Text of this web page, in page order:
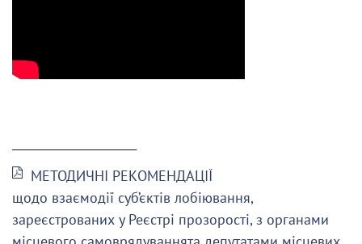
МЕТОДИЧНІ РЕКОМЕНДАЦІЇ
щодо взаємодії суб’єктів лобіювання,
зареєстрованих у Реєстрі прозорості, з органами